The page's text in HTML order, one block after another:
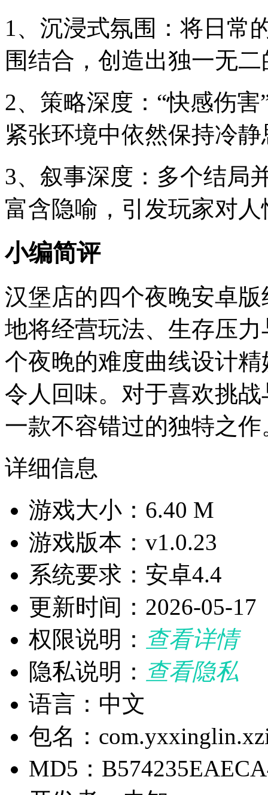
1、沉浸式氛围：将日常
围结合，创造出独一无
2、策略深度：“快感伤
紧张环境中依然保持冷
3、叙事深度：多个结局
富含隐喻，引发玩家对
小编简评
汉堡店的四个夜晚安卓
地将经营玩法、生存压
个夜晚的难度曲线设计
令人回味。对于喜欢挑
一款不容错过的独特之作
详细信息
游戏大小：6.40 M
游戏版本：v1.0.23
系统要求：安卓4.4
更新时间：2026-05-17
权限说明： 查看详情
隐私说明： 查看隐私
语言：中文
包名：
MD5：